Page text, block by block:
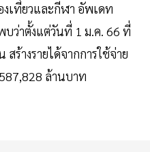
งเที่ยวและกีฬา อัพเดท
บว่าตั้งแต่วันที่ 1 ม.ค. 66 ที่
ร้างรายได้จากการใช้จ่าย
ล้านบาท